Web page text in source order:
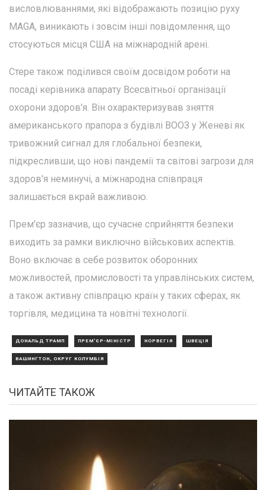
висловлюваннями, які відображають позицію руху
MAGA, виникають і зовсім інші повідомлення, що
стосуються місця США на міжнародній арені.
Стере також поділився своїм досвідом роботи на
посаді керівника апарату Всесвітньої організації
охорони здоров'я. Він охарактеризував зняття
американського прапора з будівлі ВООЗ у Женеві як
тривожний сигнал для глобальної безпеки,
підкресливши, що нові пандемії та світові загрози для
здоров'я неминучі, а міжнародна співпраця
залишається вкрай важливою.
Прем'єр зазначив, що сучасне сприйняття безпеки
виходить за рамки виключно військових аспектів.
Воно включає в себе розвиток оборонних
можливостей, промисловості та управлінських систем,
а також активну співпрацю країн у таких сферах, як
торгівля, медицина та новітні технології.
ДОНАЛЬД ТРАМП ПРЕМ'ЄР-МІНІСТР НОРВЕГІЯ ШВЕЦІЯ
ВАШИНГТОН, ОКРУГ КОЛУМБІЯ
ЧИТАЙТЕ ТАКОЖ